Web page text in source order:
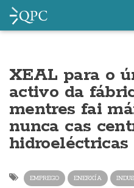
XEAL para o
activo da
mentres fai
nunca cas
hidroeléctricas
EMPREGO ENERXÍA